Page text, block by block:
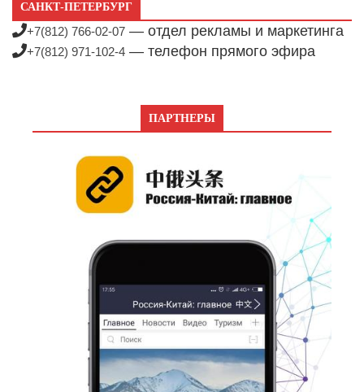
САНКТ-ПЕТЕРБУРГ
+7(812) 766-02-07 — отдел рекламы и маркетинга
+7(812) 971-102-4 — телефон прямого эфира
ПАРТНЕРЫ